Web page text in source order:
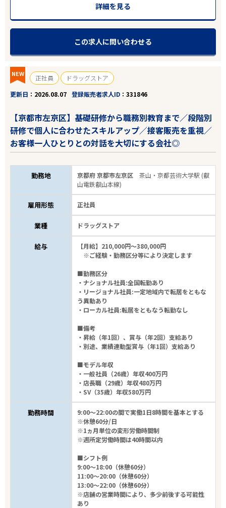
詳細を見る
この求人に問い合わせる
NEW 正社員
ドラッグストア
更新日
2026.08.07 登録販売者求人ID 331846
【京都市左京区】基礎研修から職務別教育まで／段階別
研修で個人に合わせたスキルアップ／接客販売を重視／
お客様一人ひとりとの対話を大切にする会社◎
勤務地 京都府 京都市左京区茶山・京都芸術大学駅 (叡
山電鉄叡山本線)
雇用形態 正社員
業種 ドラッグストア
給与
【月給】210,000円～380,000円
※ご経験・勤務区分等により決定します
■勤務区分
・ナショナル社員:全国転勤あり
・リージョナル社員:一定地域内で転居をともな
う異動あり
・ローカル社員:転居をともなう転勤なし
■備考
・昇給（年1回）、賞与（年2回）支給あり
・別途、業績連動型賞与（年1回）支給あり
■モデル年収
・一般社員（26歳）年収400万円
・店長職（29歳）年収480万円
・SV（35歳）年収580万円
勤務時間
9:00～22:00の間で実働1日8時間を基本とする
※休憩60分/日
※1ヵ月単位の変形労働時間制
※週所定労働時間は40時間以内
■シフト例
9:00～18:00（休憩60分）
11:00～20:00（休憩60分）
13:00～22:00（休憩60分）
※店舗の営業時間により、多少前後する可能性
あり